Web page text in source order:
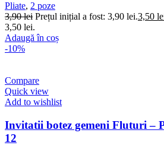
Pliate, 2 poze
3,90lei Prețul inițial a fost: 3,90 lei.3,50
3,50 lei.
Adaugă în coș
-10%
Compare
Quick view
Add to wishlist
Invitatii botez gemeni Fluturi –
12